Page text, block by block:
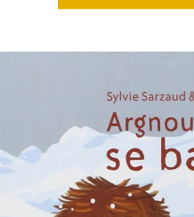
Ninon le sait bien, dès
sortent de l’armoire et
à jouets…C’était mieux
quand elle dormait avec
parents… Voici le
conte thérapeutique